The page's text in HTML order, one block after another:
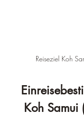
Reiseziel Koh
Koh Samui